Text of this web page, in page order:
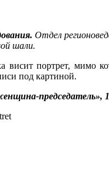
Отдел
шали.
висит портрет,
под картиной.
председатель»,